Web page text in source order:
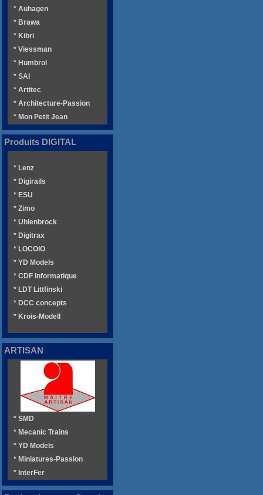
* Auhagen
* Brawa
* Kibri
* Viessman
* Humbrol
* SAI
* Artitec
* Architecture-Passion
* Mon Petit Jean
Produits DIGITAL
* Lenz
* Digirails
* ESU
* Zimo
* Uhlenbrock
* Digitrax
* LOCOIO
* YD Models
* CDF Informatique
* LDT Littfinski
* DCC concepts
* Krois-Modell
ARTISAN
* SMD
* Mecanic Trains
* YD Models
* Miniatures-Passion
* InterFer